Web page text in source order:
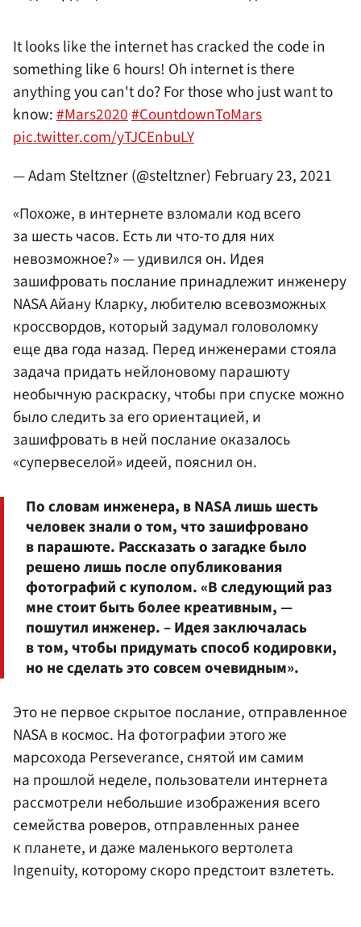
It looks like the internet has cracked the code in
something like 6 hours! Oh internet is there
anything you can't do? For those who just want to
know:#Mars2020#CountdownToMars
pic.twitter.com/yTJCEnbuLY
— Adam Steltzner (@steltzner) February 23, 2021
«Похоже, в интернете взломали код всего
за шесть часов. Есть ли что-то для них
невозможное?» — удивился он. Идея
зашифровать послание принадлежит инженеру
NASA Айану Кларку, любителю всевозможных
кроссвордов, который задумал головоломку
еще два года назад. Перед инженерами стояла
задача придать нейлоновому парашюту
необычную раскраску, чтобы при спуске можно
было следить за его ориентацией, и
зашифровать в ней послание оказалось
«супервеселой» идеей, пояснил он.
По словам инженера, в NASA лишь шесть
человек знали о том, что зашифровано
в парашюте. Рассказать о загадке было
решено лишь после опубликования
фотографий с куполом. «В следующий раз
мне стоит быть более креативным, —
пошутил инженер. – Идея заключалась
в том, чтобы придумать способ кодировки,
но не сделать это совсем очевидным».
Это не первое скрытое послание, отправленное
NASA в космос. На фотографии этого же
марсохода Perseverance, снятой им самим
на прошлой неделе, пользователи интернета
рассмотрели небольшие изображения всего
семейства роверов, отправленных ранее
к планете, и даже маленького вертолета
Ingenuity, которому скоро предстоит взлететь.